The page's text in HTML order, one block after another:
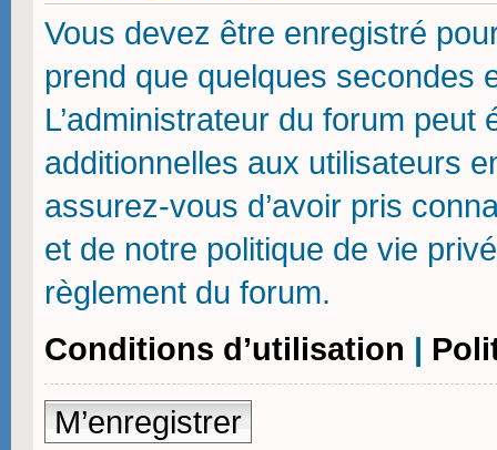
Vous devez être enregistré
prend que quelques secondes
L’administrateur du forum
additionnelles aux utilisateurs
assurez-vous d’avoir pris
et de notre politique de vie
règlement du forum.
Conditions d’utilisation |
M’enregistrer